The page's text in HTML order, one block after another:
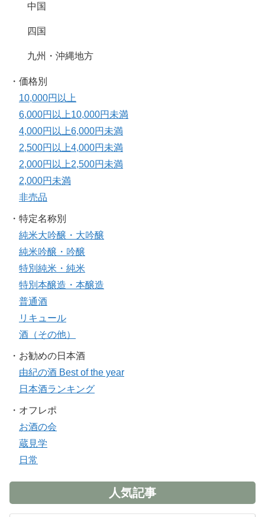
中国
四国
九州・沖縄地方
・価格別
10,000円以上
6,000円以上10,000円未満
4,000円以上6,000円未満
2,500円以上4,000円未満
2,000円以上2,500円未満
2,000円未満
非売品
・特定名称別
純米大吟醸・大吟醸
純米吟醸・吟醸
特別純米・純米
特別本醸造・本醸造
普通酒
リキュール
酒（その他）
・お勧めの日本酒
由紀の酒 Best of the year
日本酒ランキング
・オフレポ
お酒の会
蔵見学
日常
人気記事